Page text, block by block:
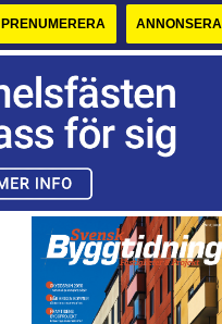
PRENUMERERA ANNONSERA